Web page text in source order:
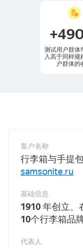
测试用户群体
入高于同样规
户群体的
客户名称
行李箱与手提
samsonite.ru
基础信息
1910年创立、
10个行李箱品
代表人